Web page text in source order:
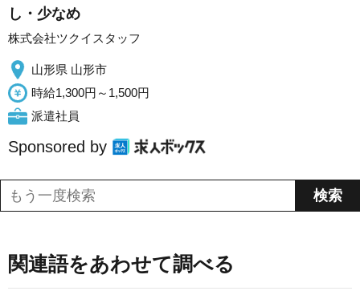
し・少なめ
株式会社ツクイスタッフ
山形県 山形市
時給1,300円～1,500円
派遣社員
Sponsored by
関連語をあわせて調べる